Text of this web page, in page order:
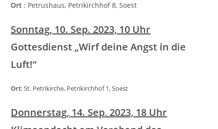
Ort : Petrushaus, Petrikirchhof 8, Soest
Sonntag, 10. Sep. 2023, 10 Uhr
Gottesdienst „Wirf deine Angst in die
Luft!“
Ort: St. Petrikirche, Petrikirchhof 1, Soest
Donnerstag, 14. Sep. 2023, 18 Uhr